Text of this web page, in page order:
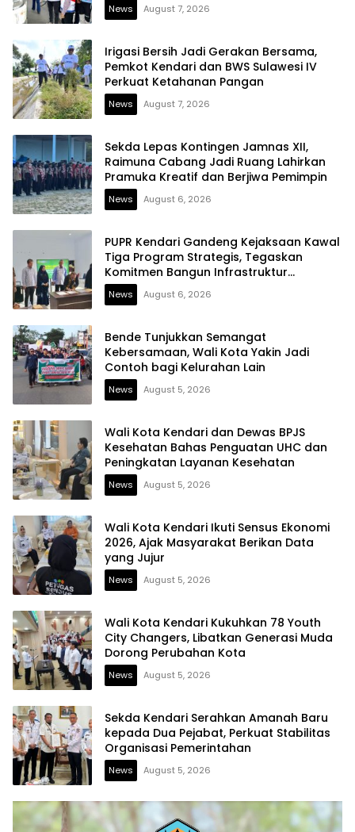
News August 7, 2026
Irigasi Bersih Jadi Gerakan Bersama,
Pemkot Kendari dan BWS Sulawesi IV
Perkuat Ketahanan Pangan
News August 7, 2026
Sekda Lepas Kontingen Jamnas XII,
Raimuna Cabang Jadi Ruang Lahirkan
Pramuka Kreatif dan Berjiwa Pemimpin
News August 6, 2026
PUPR Kendari Gandeng Kejaksaan Kawal
Tiga Program Strategis, Tegaskan
Komitmen Bangun Infrastruktur
Berintegritas
News August 6, 2026
Bende Tunjukkan Semangat
Kebersamaan, Wali Kota Yakin Jadi
Contoh bagi Kelurahan Lain
News August 5, 2026
Wali Kota Kendari dan Dewas BPJS
Kesehatan Bahas Penguatan UHC dan
Peningkatan Layanan Kesehatan
News August 5, 2026
Wali Kota Kendari Ikuti Sensus Ekonomi
2026, Ajak Masyarakat Berikan Data
yang Jujur
News August 5, 2026
Wali Kota Kendari Kukuhkan 78 Youth
City Changers, Libatkan Generasi Muda
Dorong Perubahan Kota
News August 5, 2026
Sekda Kendari Serahkan Amanah Baru
kepada Dua Pejabat, Perkuat Stabilitas
Organisasi Pemerintahan
News August 5, 2026